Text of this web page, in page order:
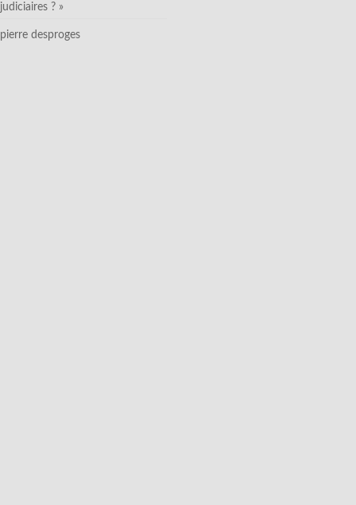
judiciaires ? »
pierre desproges